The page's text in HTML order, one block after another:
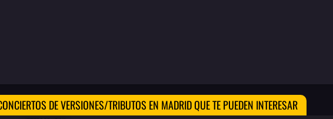
DE VERSIONES/TRIBUTOS EN MADRID QUE TE PUEDEN INTERESAR